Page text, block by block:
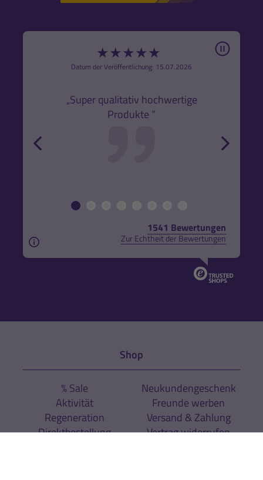
★★★★★
Datum der Veröffentlichung: 15.07.2026
„Super qualitativ hochwertige
Produkte ”
Pause
1541 Bewertungen
Zur Echtheit der Bewertungen
Aus rechtlichen Gründen weisen wir darauf hin,
Shop
% Sale
Aktivität
Regeneration
Direktbestellung
Neukundengeschenk
Freunde werben
Versand & Zahlung
Vertrag widerrufen